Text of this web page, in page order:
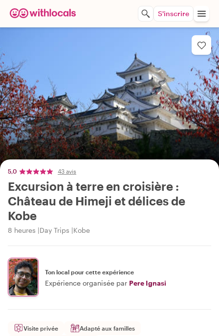
S'inscrire
5,0 43 avis
Excursion à terre en croisière :
Château de Himeji et délices de
Kobe
8 heures Day Trips Kobe
Ton local pour cette expérience
Expérience organisée par Pere Ignasi
Visite privée
Adapté aux familles